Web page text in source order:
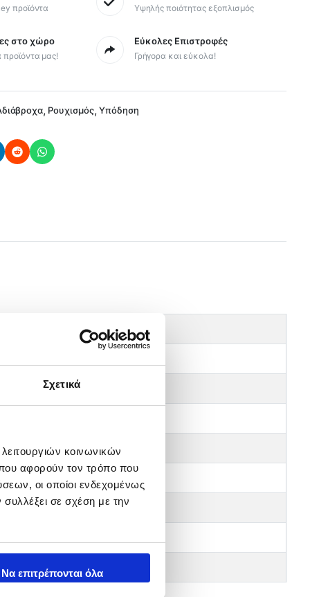
Σχετικά
κοινωνικών
αφορούν τον τρόπο που
οι οποίοι ενδεχομένως
σε σχέση με την
Να επιτρέπονται όλα
προϊόντα Υψηλής ποιότητας εξοπλισμός
στο χώρο
προϊόντα μας!
Εύκολες Επιστροφές
Γρήγορα και εύκολα!
, Ρουχισμός, Υπόδηση
SIZE
45